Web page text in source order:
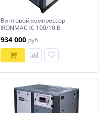
Винтовой компрессор
IRONMAC IC 100/10 B
934 000 руб.